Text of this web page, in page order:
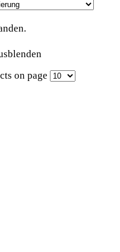
on page